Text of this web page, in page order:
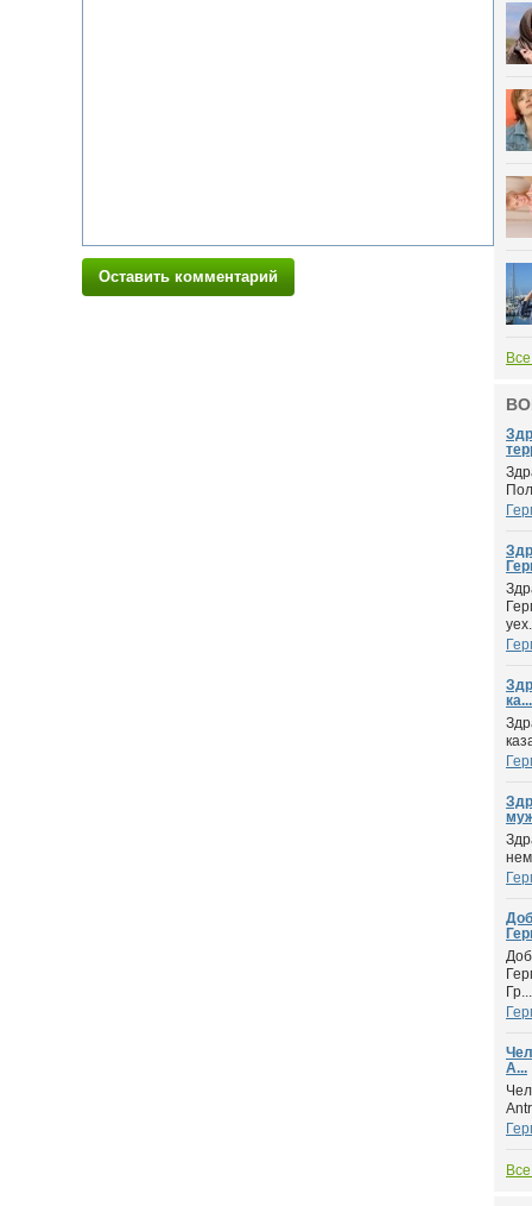
Оставить комментарий
ка...
Гр...
A...